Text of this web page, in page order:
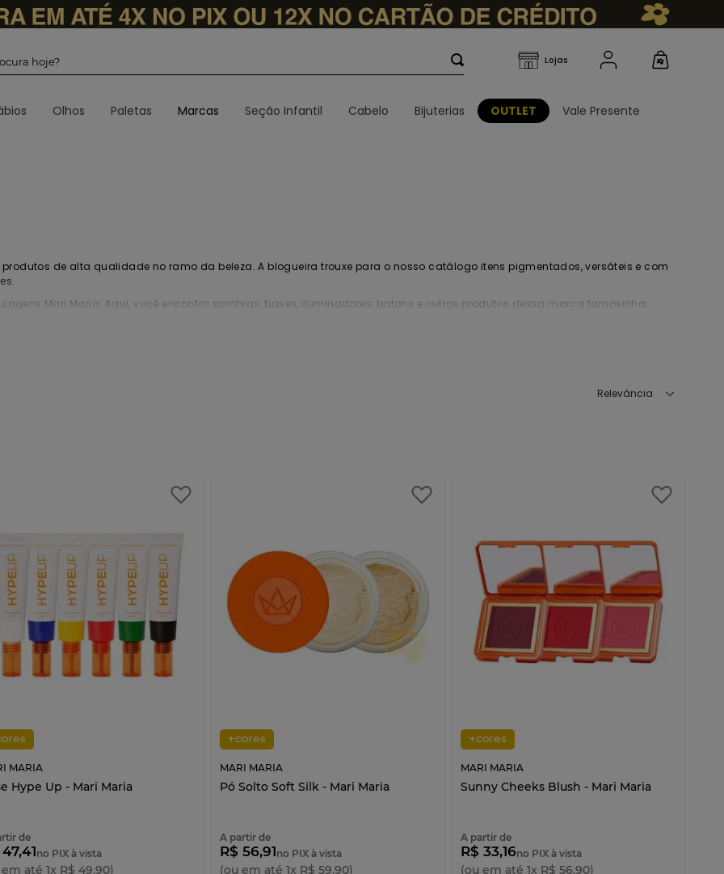
Olhos Paletas Marcas Seção Infantil Cabelo Bijuterias OUTLET Vale Presente
de alta qualidade no ramo da beleza. A blogueira trouxe para o nosso catálogo itens pigmentados, versáteis e com
Mari Maria. Aqui, você encontra sombras, bases , iluminadores, batons e outros produtos dessa marca famosinha.
Relevância
MARIA
Hype Up - Mari Maria
de
no PIX à vista
em até 1x R$ 49,90)
+cores
MARI MARIA
Pó Solto Soft Silk - Mari Maria
A partir de
R$ 56,91no PIX à vista
(ou em até1x R$ 59,90)
+cores
MARI MARIA
Sunny Cheeks Blush - Mari Maria
A partir de
R$ 33,16no PIX à vista
(ou em até 1x R$ 56,90)